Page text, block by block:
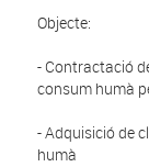
Objecte:
- Contractació
consum humà
- Adquisició de
humà